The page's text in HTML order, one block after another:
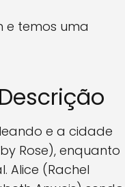
e temos uma
e a cidade
Rose), enquanto
Alice (Rachel